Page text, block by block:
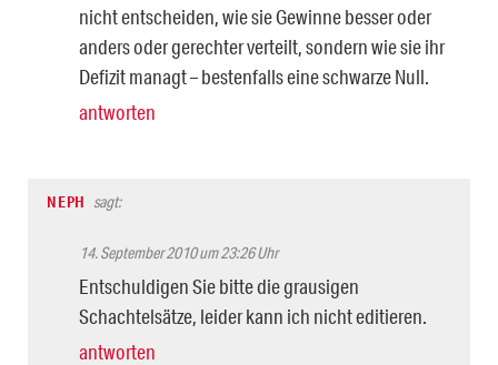
nicht entscheiden, wie sie Gewinne besser oder
anders oder gerechter verteilt, sondern wie sie ihr
Defizit managt – bestenfalls eine schwarze Null.
antworten
NEPH sagt:
14. September 2010 um 23:26 Uhr
Entschuldigen Sie bitte die grausigen
Schachtelsätze, leider kann ich nicht editieren.
antworten